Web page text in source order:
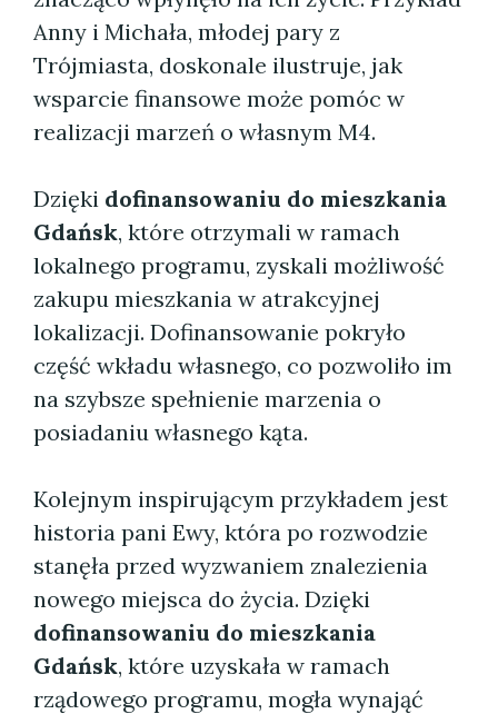
Anny i Michała, młodej pary z
Trójmiasta, doskonale ilustruje, jak
wsparcie finansowe może pomóc w
realizacji marzeń o własnym M4.
Dzięki dofinansowaniu do mieszkania
Gdańsk, które otrzymali w ramach
lokalnego programu, zyskali możliwość
zakupu mieszkania w atrakcyjnej
lokalizacji. Dofinansowanie pokryło
część wkładu własnego, co pozwoliło im
na szybsze spełnienie marzenia o
posiadaniu własnego kąta.
Kolejnym inspirującym przykładem jest
historia pani Ewy, która po rozwodzie
stanęła przed wyzwaniem znalezienia
nowego miejsca do życia. Dzięki
dofinansowaniu do mieszkania
Gdańsk, które uzyskała w ramach
rządowego programu, mogła wynająć